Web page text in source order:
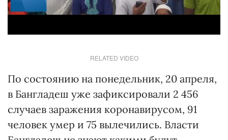
RELATED VIDEO
По состоянию на понедельник, 20 апреля,
в Бангладеш уже зафиксировали 2 456
случаев заражения коронавирусом, 91
человек умер и 75 вылечились. Власти